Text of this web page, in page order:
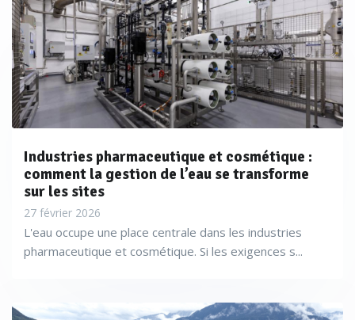
dans l’objectif de neutralité énergétique du secteur de
Industries pharmaceutique et cosmétique :
comment la gestion de l’eau se transforme
sur les sites
27 février 2026
L'eau occupe une place centrale dans les industries
pharmaceutique et cosmétique. Si les exigences s...